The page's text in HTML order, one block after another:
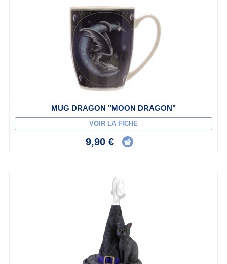
MUG DRAGON "MOON DRAGON"
VOIR LA FICHE
9,90 €